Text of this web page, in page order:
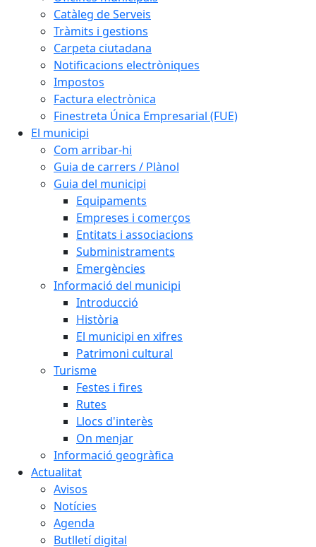
Catàleg de Serveis
Tràmits i gestions
Carpeta ciutadana
Notificacions electròniques
Impostos
Factura electrònica
Finestreta Única Empresarial (FUE)
El municipi
Com arribar-hi
Guia de carrers / Plànol
Guia del municipi
Equipaments
Empreses i comerços
Entitats i associacions
Subministraments
Emergències
Informació del municipi
Introducció
Història
El municipi en xifres
Patrimoni cultural
Turisme
Festes i fires
Rutes
Llocs d'interès
On menjar
Informació geogràfica
Actualitat
Avisos
Notícies
Agenda
Butlletí digital